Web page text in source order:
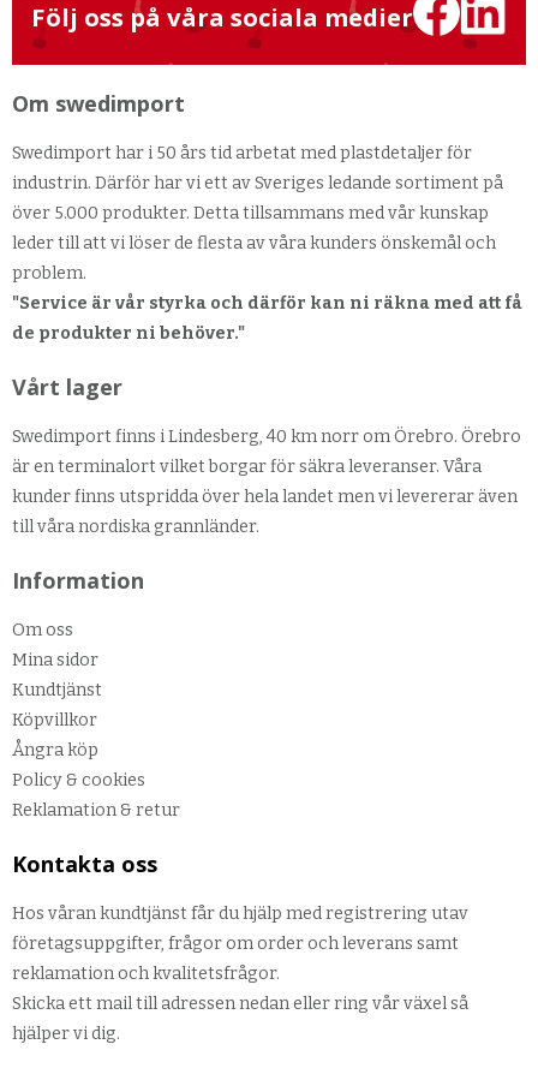
Följ oss på våra sociala medier
Om swedimport
Swedimport har i 50 års tid arbetat med plastdetaljer för
industrin. Därför har vi ett av Sveriges ledande sortiment på
över 5.000 produkter. Detta tillsammans med vår kunskap
leder till att vi löser de flesta av våra kunders önskemål och
problem.
"Service är vår styrka och därför kan ni räkna med att få
de produkter ni behöver."
Vårt lager
Swedimport finns i Lindesberg, 40 km norr om Örebro. Örebro
är en terminalort vilket borgar för säkra leveranser. Våra
kunder finns utspridda över hela landet men vi levererar även
till våra nordiska grannländer.
Information
Om oss
Mina sidor
Kundtjänst
Köpvillkor
Ångra köp
Policy & cookies
Reklamation & retur
Kontakta oss
Hos våran kundtjänst får du hjälp med registrering utav
företagsuppgifter, frågor om order och leverans samt
reklamation och kvalitetsfrågor.
Skicka ett mail till adressen nedan eller ring vår växel så
hjälper vi dig.